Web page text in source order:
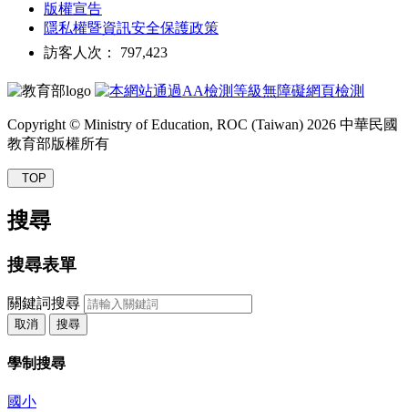
版權宣告
隱私權暨資訊安全保護政策
訪客人次： 797,423
Copyright © Ministry of Education, ROC (Taiwan) 2026 中華民國
教育部版權所有
TOP
搜尋
搜尋表單
關鍵詞搜尋
取消 搜尋
學制搜尋
國小